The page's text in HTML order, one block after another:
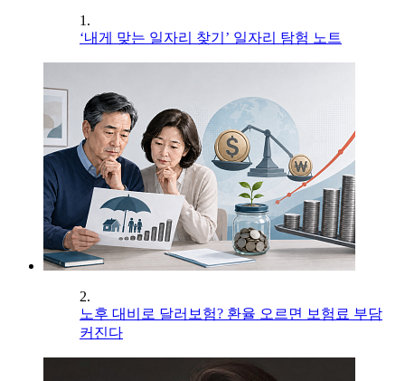
1.
‘내게 맞는 일자리 찾기’ 일자리 탐험 노트
2.
노후 대비로 달러보험? 환율 오르면 보험료 부담
커진다